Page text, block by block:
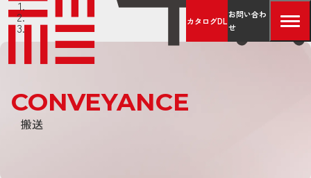
カタログDL
お問い合わ
せ
搬送
CONVEYANCE